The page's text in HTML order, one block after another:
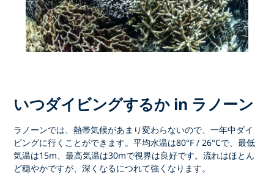
いつダイビングするか in ラノーン
ラノーンでは、熱帯気候があまり変わらないので、一年中ダイ
ビングに行くことができます。平均水温は80°F / 26°Cで、最低
気温は15m、最高気温は30mで視界は良好です。流れはほとん
ど穏やかですが、深くなるにつれて強くなります。